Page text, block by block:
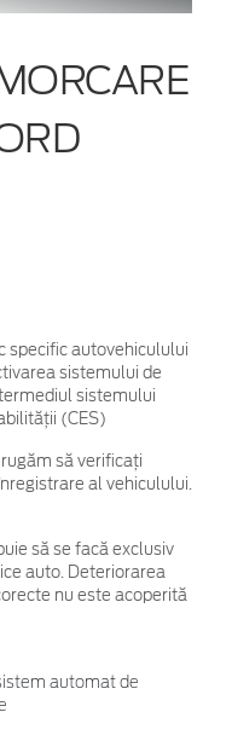
specific autovehiculului
sistemului de
sistemului
(CES)
să verificaţi
al vehiculului.
să se facă exclusiv
auto. Deteriorarea
nu este acoperită
automat de